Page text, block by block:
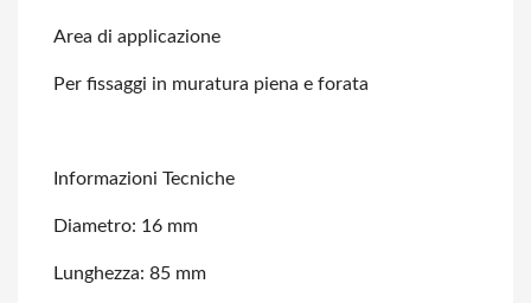
Area di applicazione
Per fissaggi in muratura piena e forata
Informazioni Tecniche
Diametro: 16 mm
Lunghezza: 85 mm